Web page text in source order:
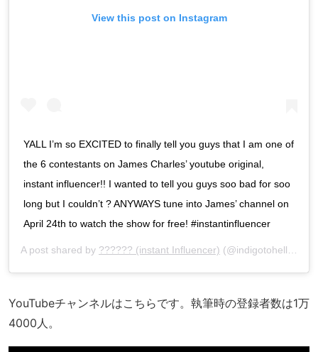
View this post on Instagram
YALL I’m so EXCITED to finally tell you guys that I am one of
the 6 contestants on James Charles’ youtube original,
instant influencer!! I wanted to tell you guys soo bad for soo
long but I couldn’t ? ANYWAYS tune into James’ channel on
April 24th to watch the show for free! #instantinfluencer
A post shared by ?????? (instant Influencer) (@indigotohell) on
YouTubeチャンネルはこちらです。執筆時の登録者数は1万
4000人。